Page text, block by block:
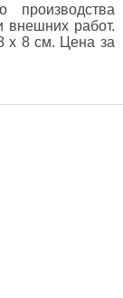
производства
внешних работ.
х 8 см. Цена за